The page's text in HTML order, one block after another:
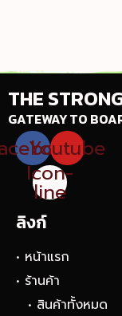
THE
GATEWAY TO
Youtube
Icon-
line
ลิงก์
• หน้าแรก
• ร้านค้า
• สินค้าทั้งหมด